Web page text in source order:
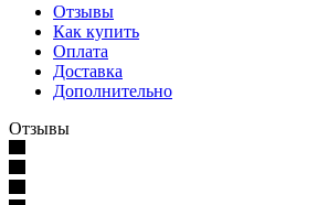
Отзывы
Как купить
Оплата
Доставка
Дополнительно
Отзывы